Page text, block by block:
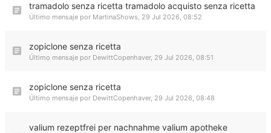
tramadolo senza ricetta tramadolo acquisto senza ricetta
Último mensaje por MartinaShows, 29 Jul 2026, 08:52
zopiclone senza ricetta
Último mensaje por DewittCopenhaver, 29 Jul 2026, 08:51
zopiclone senza ricetta
Último mensaje por DewittCopenhaver, 29 Jul 2026, 08:48
valium rezeptfrei per nachnahme valium apotheke